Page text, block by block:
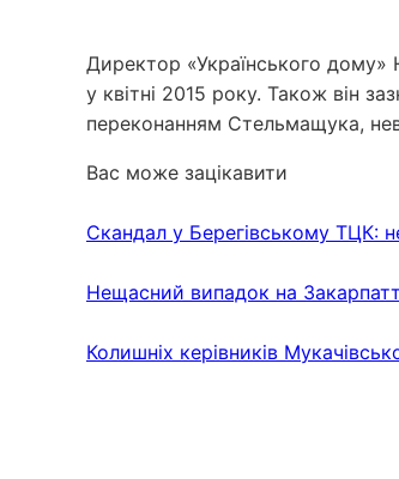
Директор «Українського
у квітні 2015 року. Також він
переконанням Стельмащука,
Вас може зацікавити
Скандал у Берегівському ТЦК:
Нещасний випадок на
Колишніх керівників